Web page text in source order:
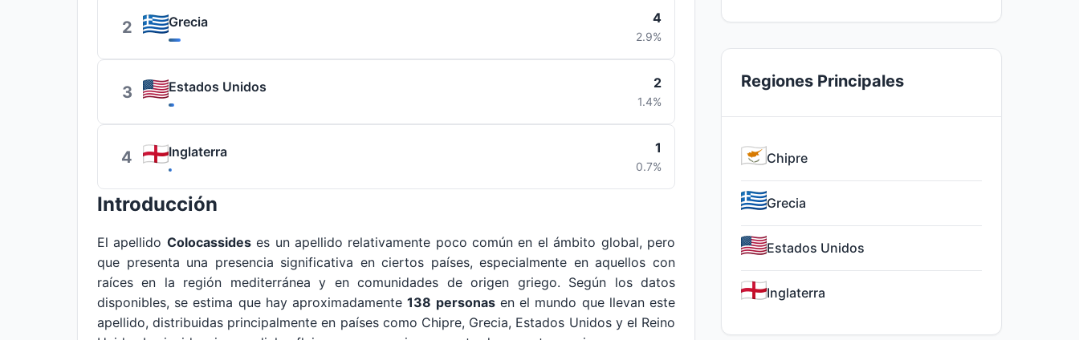
2 Grecia 4
2.9%
3 Estados Unidos 2
1.4%
4 Inglaterra 1
0.7%
Introducción
El apellido Colocassideses un apellido relativamente poco común en el ámbito global, pero
que presenta una presencia significativa en ciertos países, especialmente en aquellos con
raíces en la región mediterránea y en comunidades de origen griego. Según los datos
disponibles, se estima que hay aproximadamente138 personasen el mundo que llevan este
apellido, distribuidas principalmente en países como Chipre, Grecia, Estados Unidos y el Reino
Regiones Principales
Chipre
Grecia
Estados Unidos
Inglaterra